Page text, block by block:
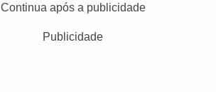
Continua após a publicidade
Publicidade